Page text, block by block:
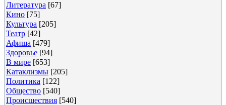
Литература [67]
Кино [75]
Культура [205]
Театр [42]
Афиша [479]
Здоровье [94]
В мире [653]
Катаклизмы [205]
Политика [122]
Общество [540]
Происшествия [540]